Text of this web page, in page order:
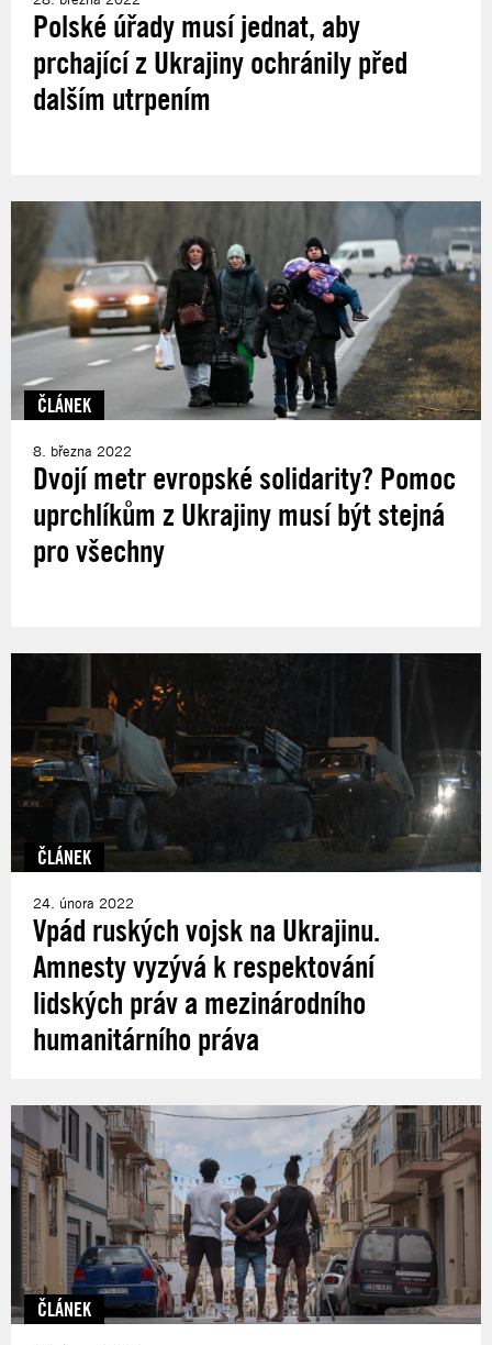
Polské úřady musí jednat, aby
prchající z Ukrajiny ochránily před
dalším utrpením
ČLÁNEK
8. března 2022
Dvojí metr evropské solidarity? Pomoc
uprchlíkům z Ukrajiny musí být stejná
pro všechny
ČLÁNEK
24. února 2022
Vpád ruských vojsk na Ukrajinu.
Amnesty vyzývá k respektování
lidských práv a mezinárodního
humanitárního práva
ČLÁNEK